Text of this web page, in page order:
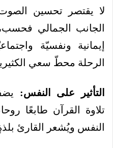
لا يقتصر تحسين
الجانب الجمالي
إيمانية ونفسيّة
الرحلة محطّ سعي
التأثير على النفس:
تلاوة القرآن طابعًا
النفس ويُشعر القارئ